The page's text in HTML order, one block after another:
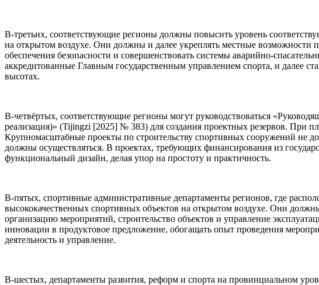
В-третьих, соответствующие регионы должны повысить уровень
на открытом воздухе. Они должны и далее укреплять местные возможности
обеспечения безопасности и совершенствовать системы аварийно-
аккредитованные Главным государственным управлением спорта, и далее
высотах.
В-четвёртых, соответствующие регионы могут руководствоваться
реализация)» (Tijingzi [2025] № 383) для создания проектных резервов. При
Крупномасштабные проекты по строительству спортивных сооружений не
должны осуществляться. В проектах, требующих финансирования из
функциональный дизайн, делая упор на простоту и практичность.
В-пятых, спортивные административные департаменты регионов, где
высококачественных спортивных объектов на открытом воздухе. Они
организацию мероприятий, строительство объектов и управление
инновации в продуктовое предложение, обогащать опыт проведения
деятельность и управление.
В-шестых, департаменты развития, реформ и спорта на провинциальном